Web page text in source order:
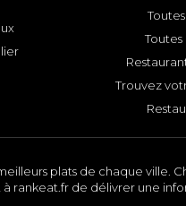
Trouvez
plats de chaque ville.
rankeat.fr de délivrer une